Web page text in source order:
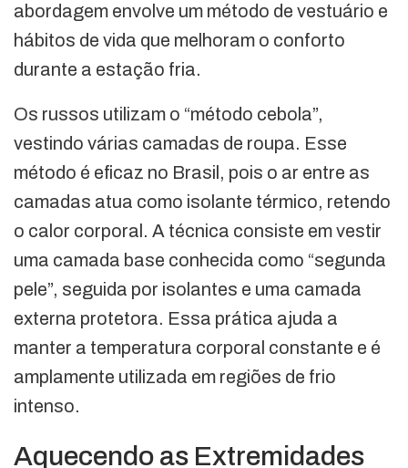
abordagem envolve um método de vestuário e
hábitos de vida que melhoram o conforto
durante a estação fria.
Os russos utilizam o “método cebola”,
vestindo várias camadas de roupa. Esse
método é eficaz no Brasil, pois o ar entre as
camadas atua como isolante térmico, retendo
o calor corporal. A técnica consiste em vestir
uma camada base conhecida como “segunda
pele”, seguida por isolantes e uma camada
externa protetora. Essa prática ajuda a
manter a temperatura corporal constante e é
amplamente utilizada em regiões de frio
intenso.
Aquecendo as Extremidades